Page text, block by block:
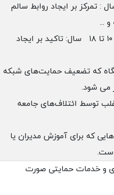
پیشگیری برای سنین زیر 10 سال : تمرکز بر ایجاد روابط سالم
...
برنامه‌های پیشگیری برای نوجوانان بین ۱۰ تا ۱۸ سال: تاکید بر ایجاد
نگاه که تضعیف حمایت‌های شبکه
می شود.
توسط ائتلاف‌های جامعه
که برای آموزش مدیران یا
و خدمات حمایتی صورت